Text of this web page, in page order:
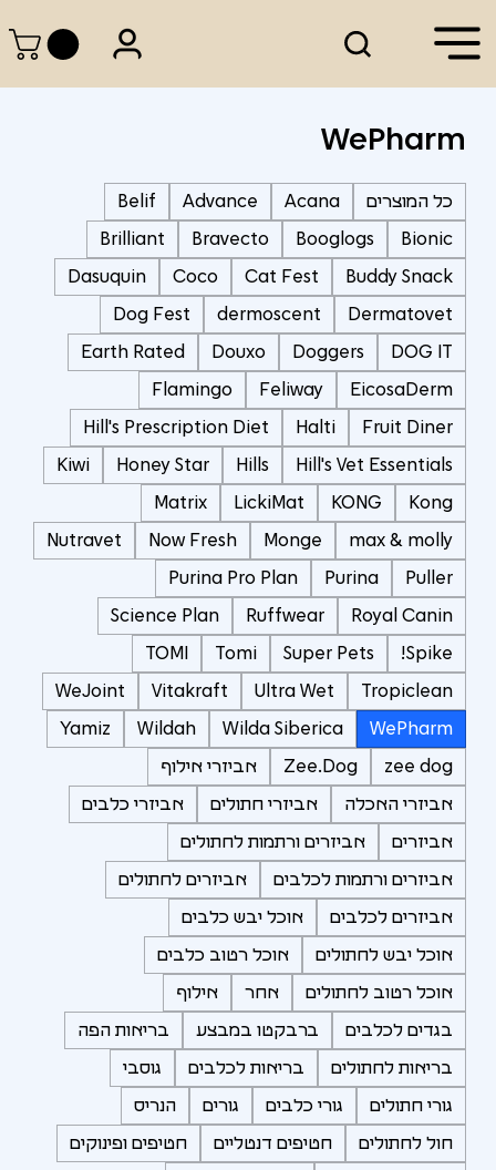
WePharm
כל המוצרים Acana
Advance
Belif
Bionic
Booglogs
Bravecto
Brilliant
Buddy Snack
Cat Fest
Coco
Dasuquin
Dermatovet
dermoscent
Dog Fest
DOG IT
Doggers
Douxo
Earth Rated
EicosaDerm
Feliway
Flamingo
Fruit Diner
Halti
Hill's Prescription Diet
Hill's Vet Essentials
Hills
Honey Star
Kiwi
Kong
KONG
LickiMat
Matrix
max & molly
Monge
Now Fresh
Nutravet
Puller
Purina
Purina Pro Plan
Royal Canin
Ruffwear
Science Plan
Spike!
Super Pets
Tomi
TOMI
Tropiclean
Ultra Wet
Vitakraft
WeJoint
WePharm
Wilda Siberica
Wildah
Yamiz
zee dog
Zee.Dog אביזרי אילוף
אביזרי האכלה אביזרי חתולים אביזרי כלבים
אביזרים אביזרים ורתמות לחתולים
אביזרים ורתמות לכלבים אביזרים לחתולים
אביזרים לכלבים אוכל יבש כלבים
אוכל יבש לחתולים אוכל רטוב כלבים
אוכל רטוב לחתולים אחר אילוף
בגדים לכלבים ברבקטו במבצע בריאות הפה
בריאות לחתולים בריאות לכלבים גוסבי
גורי חתולים גורי כלבים גורים הנריס
חול לחתולים חטיפים דנטליים חטיפים ופינוקים